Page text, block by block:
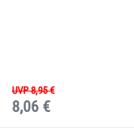
UVP 8,95 €
8,06 €